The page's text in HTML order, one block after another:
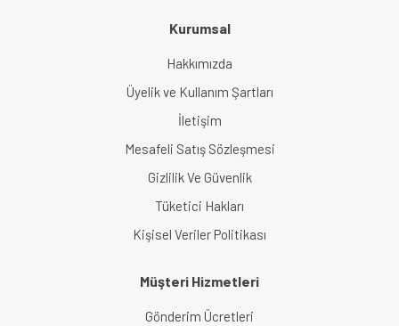
Kurumsal
Hakkımızda
Üyelik ve Kullanım Şartları
İletişim
Mesafeli Satış Sözleşmesi
Gizlilik Ve Güvenlik
Tüketici Hakları
Kişisel Veriler Politikası
Müşteri Hizmetleri
Gönderim Ücretleri